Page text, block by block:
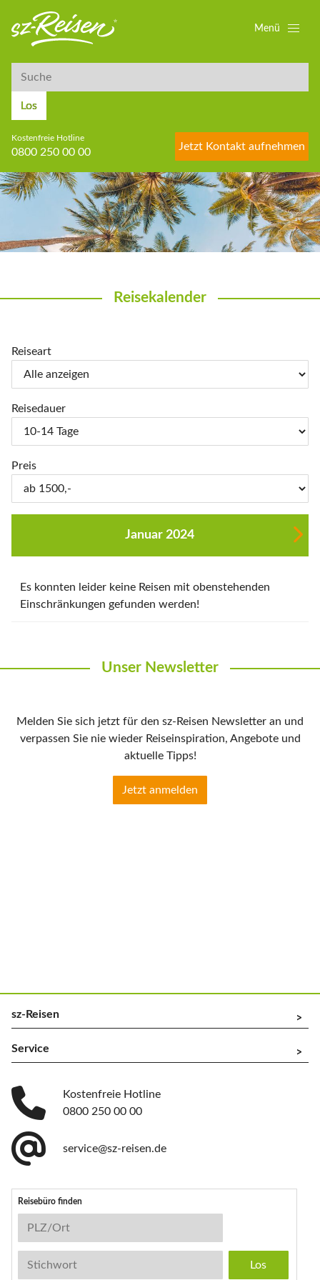
Suche
Los
Kostenfreie Hotline
0800 250 00 00
Jetzt Kontakt aufnehmen
Menü
Reisekalender
Reiseart
Reisedauer
Preis
Januar 2024
Es konnten leider keine Reisen mit obenstehenden
Einschränkungen gefunden werden!
Unser Newsletter
Melden Sie sich jetzt für den sz-Reisen Newsletter an und
verpassen Sie nie wieder Reiseinspiration, Angebote und
aktuelle Tipps!
Jetzt anmelden
sz-Reisen ^
Service ^
Kostenfreie Hotline
0800 250 00 00
service@sz-reisen.de
Reisebüro finden
Reisebüro-Suche
PLZ/Ort